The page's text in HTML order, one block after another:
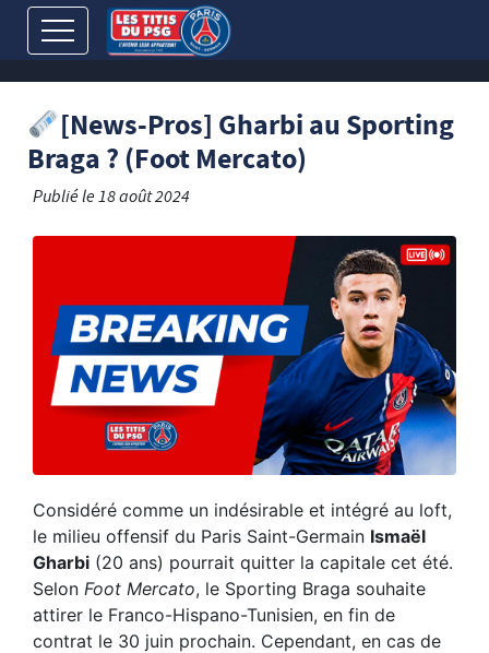
[News-Pros] Gharbi au Sporting
Braga ? (Foot Mercato)
Publié le18 août 2024
Considéré comme un indésirable et intégré au loft,
le milieu offensif du Paris Saint-Germain Ismaël
Gharbi (20 ans) pourrait quitter la capitale cet été.
Selon Foot Mercato, le Sporting Braga souhaite
attirer le Franco-Hispano-Tunisien, en fin de
contrat le 30 juin prochain. Cependant, en cas de